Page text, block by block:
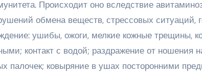
Происходит оно вследствие
обмена веществ, стрессовых ситуаций,
ушибы, ожоги, мелкие кожные трещины,
контакт с водой; раздражение от ношения
палочек; ковыряние в ушах посторонними